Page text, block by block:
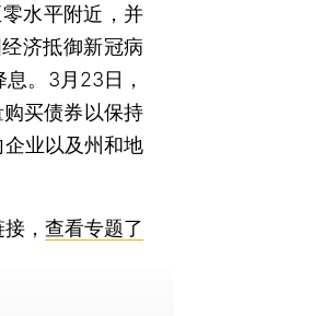
水平附近，并
济抵御新冠病
。3月23日，
买债券以保持
业以及州和地
， 查看专题了